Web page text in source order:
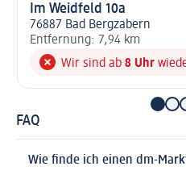
Im Weidfeld 10a
76887 Bad Bergzabern
Entfernung: 7,94 km
Wir sind ab 8 Uhr
FAQ
Wie finde ich einen dm-